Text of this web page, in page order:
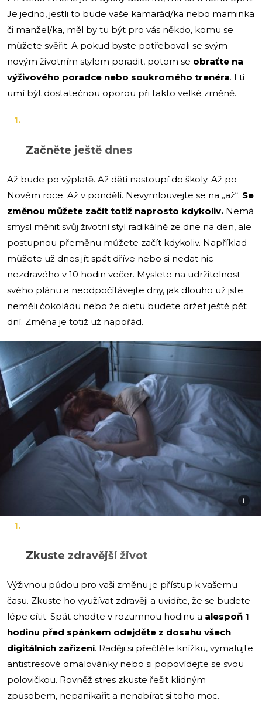
Je jedno, jestli to bude vaše kamarád/ka nebo maminka
či manžel/ka, měl by tu být pro vás někdo, komu se
můžete svěřit. A pokud byste potřebovali se svým
novým životním stylem poradit, potom se obraťte na
výživového poradce nebo soukromého trenéra. I ti
umí být dostatečnou oporou při takto velké změně.
Začněte ještě dnes
Až bude po výplatě. Až děti nastoupí do školy. Až po
Novém roce. Až v pondělí. Nevymlouvejte se na „až“. Se
změnou můžete začít totiž naprosto kdykoliv. Nemá
smysl měnit svůj životní styl radikálně ze dne na den, ale
postupnou přeměnu můžete začít kdykoliv. Například
můžete už dnes jít spát dříve nebo si nedat nic
nezdravého v 10 hodin večer. Myslete na udržitelnost
svého plánu a neodpočítávejte dny, jak dlouho už jste
neměli čokoládu nebo že dietu budete držet ještě pět
dní. Změna je totiž už napořád.
i
Zkuste zdravější život
Výživnou půdou pro vaši změnu je přístup k vašemu
času. Zkuste ho využívat zdravěji a uvidíte, že se budete
lépe cítit. Spát choďte v rozumnou hodinu a alespoň 1
hodinu před spánkem odejděte z dosahu všech
digitálních zařízení. Raději si přečtěte knížku, vymalujte
antistresové omalovánky nebo si popovídejte se svou
polovičkou. Rovněž stres zkuste řešit klidným
způsobem, nepanikařit a nenabírat si toho moc.